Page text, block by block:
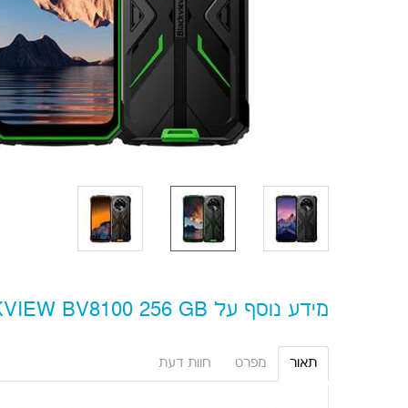
מידע נוסף על BLACKVIEW BV8100 256 GB
תאור מפרט חוות דעת